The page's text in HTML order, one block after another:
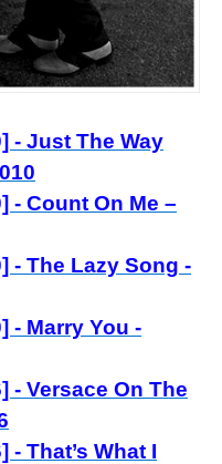
- Just The Way
- Count On Me –
- The Lazy Song -
- Marry You -
- Versace On The
- That’s What I